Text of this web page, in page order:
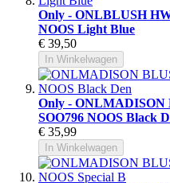
Only - ONLBLUSH
NOOS Light Blue
€ 39,50
In Winkelwagen
Only -
SOO796 NOOS Black
€ 35,99
In Winkelwagen